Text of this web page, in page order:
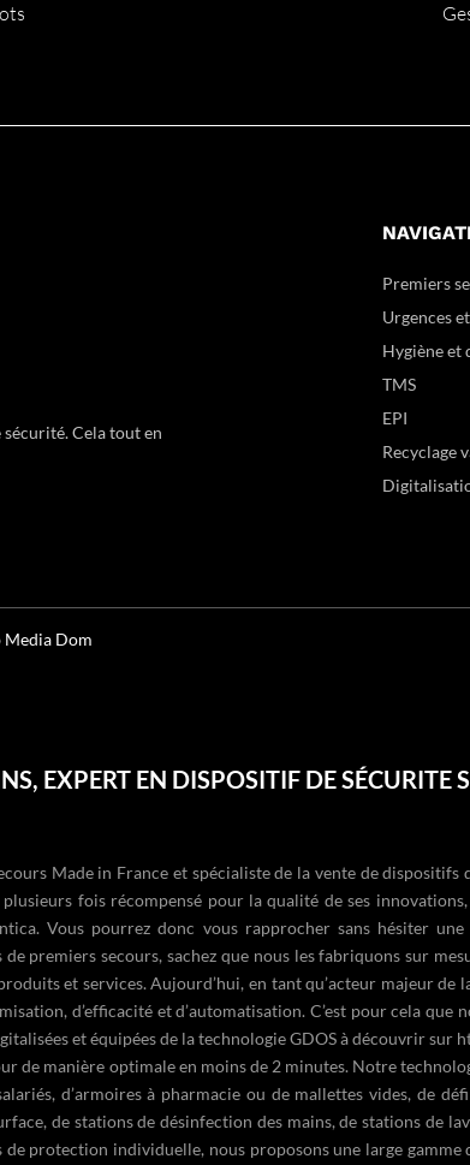
Cela tout en
Premiers
Urgences
Hygiène et
TMS
EPI
Recyclage
Media Dom
EXPERT EN DISPOSITIF DE SÉCURITE
Made in France et spécialiste de la vente de
plusieurs fois récompensé pour la qualité de ses
Vous pourrez donc vous rapprocher sans hésiter
de premiers secours, sachez que nous les fabriquons sur
et services. Aujourd’hui, en tant qu’acteur majeur
d’efficacité et d’automatisation. C’est pour cela
et équipées de la technologie GDOS à découvrir sur
de manière optimale en moins de 2 minutes. Notre
d’armoires à pharmacie ou de mallettes vides, de
, de stations de désinfection des mains, destations de
protection individuelle, nous proposons une large